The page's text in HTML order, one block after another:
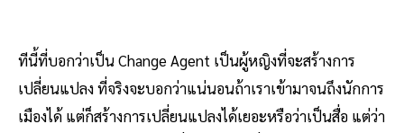
ทีนี้ที่บอกว่าเป็น Change Agent เป็นผู้หญิงที่จะสร้างการ
เปลี่ยนแปลง ที่จริงจะบอกว่าแน่นอนถ้าเราเข้ามาจนถึงนักการ
เมืองได้ แต่ก็สร้างการเปลี่ยนแปลงได้เยอะหรือว่าเป็นสื่อ แต่ว่า